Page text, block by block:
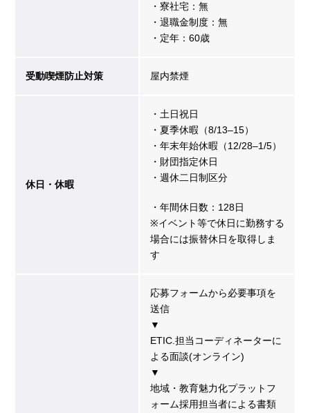
・寮社宅：無
・退職金制度：無
・定年：60歳
受動喫煙防止対策 屋内禁煙
休日・休暇
・土日祝日
・夏季休暇（8/13–15）
・年末年始休暇（12/28–1/5）
・財団指定休日
・週休二日制区分
・年間休日数：128日
※イベント等で休日に勤務する
場合には振替休日を取得しま
す
応募フォームから必要事項を
送信
▼
ETIC.担当コーディネーターに
よる面談(オンライン)
▼
地域・教育魅力化プラットフ
ォーム採用担当者による書類